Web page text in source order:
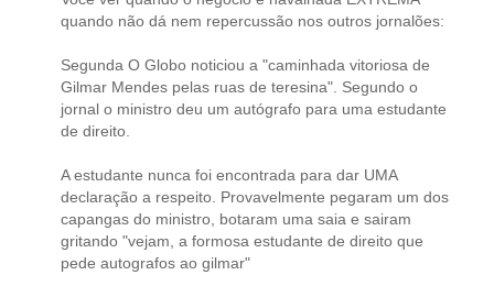
quando não dá nem repercussão nos outros jornalões:
Segunda O Globo noticiou a "caminhada vitoriosa de
Gilmar Mendes pelas ruas de teresina". Segundo o
jornal o ministro deu um autógrafo para uma estudante
de direito.
A estudante nunca foi encontrada para dar UMA
declaração a respeito. Provavelmente pegaram um dos
capangas do ministro, botaram uma saia e sairam
gritando "vejam, a formosa estudante de direito que
pede autografos ao gilmar"